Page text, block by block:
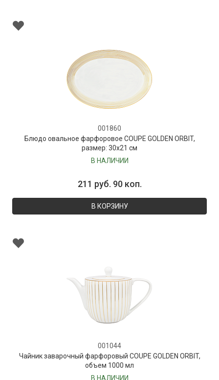
001860
Блюдо овальное фарфоровое COUPE GOLDEN ORBIT,
размер: 30х21 см
В НАЛИЧИИ
211 руб. 90 коп.
В КОРЗИНУ
001044
Чайник заварочный фарфоровый COUPE GOLDEN ORBIT,
объем 1000 мл
В НАЛИЧИИ